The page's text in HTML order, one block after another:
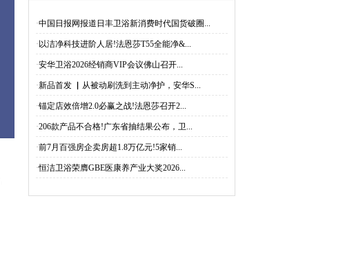
·中国日报网报道日丰卫浴新消费时代国货破圈...
· 以洁净科技进阶人居!法恩莎T55全能净&...
·安华卫浴2026经销商VIP会议佛山召开...
·新品首发 ▏从被动刷洗到主动净护，安华S...
·锚定店效倍增2.0必赢之战!法恩莎召开2...
·206款产品不合格!广东省抽结果公布，卫...
·前7月百强房企卖房超1.8万亿元!5家销...
·恒洁卫浴荣膺GBE医康养产业大奖2026...